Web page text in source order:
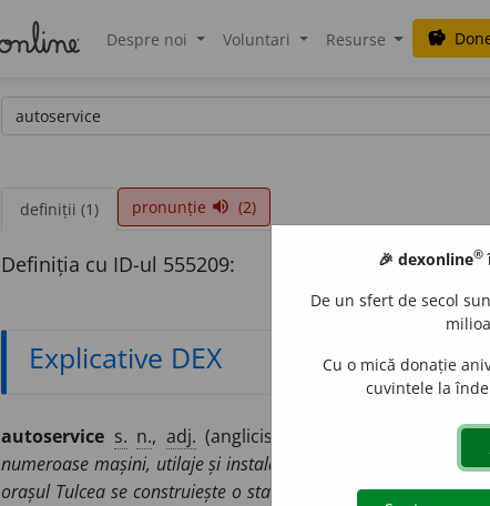
Despre noi Voluntari Resurse savings
definiții (1) pronunție volume_up (2)
Definiția cu ID-ul 555209:
Explicative DEX
autoservice s. n., adj. (anglicism) Stație de
numeroase mașini, utilaje și instalații de înaltă tehnicitate:
orașul Tulcea se construiește o stație
autoservice[...]” R.l.11
🎉 dexonline®
De un sfert de secol
Cu o mică donație
cuvintele la